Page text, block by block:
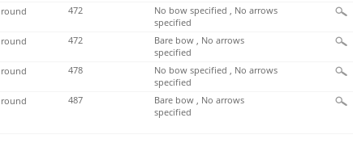
round 472
No bow specified , No arrows
specified
round 472
Bare bow , No arrows
specified
round 478
No bow specified , No arrows
specified
round 487
Bare bow , No arrows
specified